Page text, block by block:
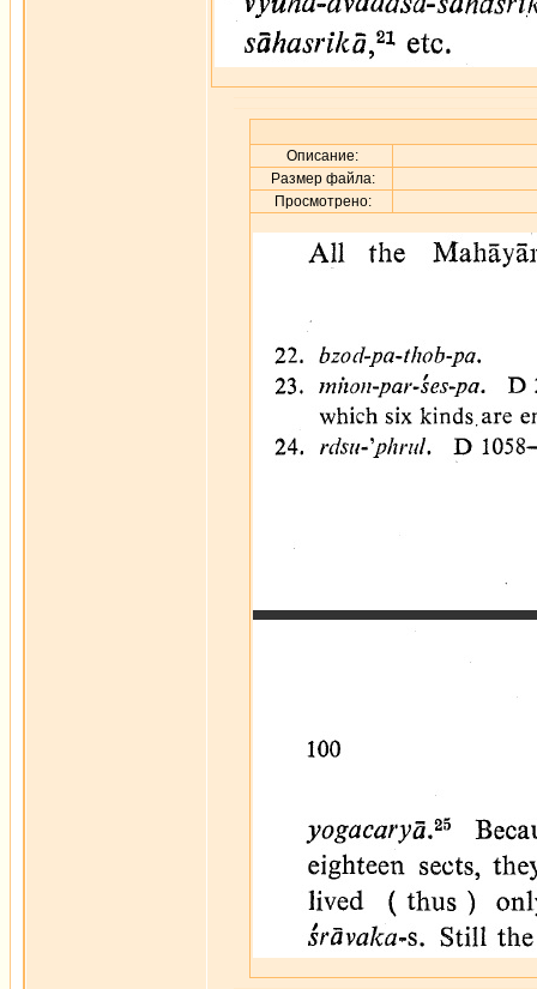
Описание:
Размер файла:
Просмотрено: